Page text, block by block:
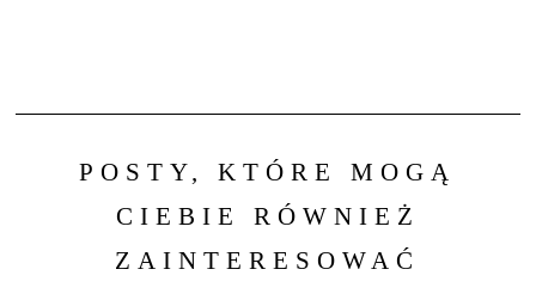
POSTY, KTÓRE MOGĄ
CIEBIE RÓWNIEŻ
ZAINTERESOWAĆ